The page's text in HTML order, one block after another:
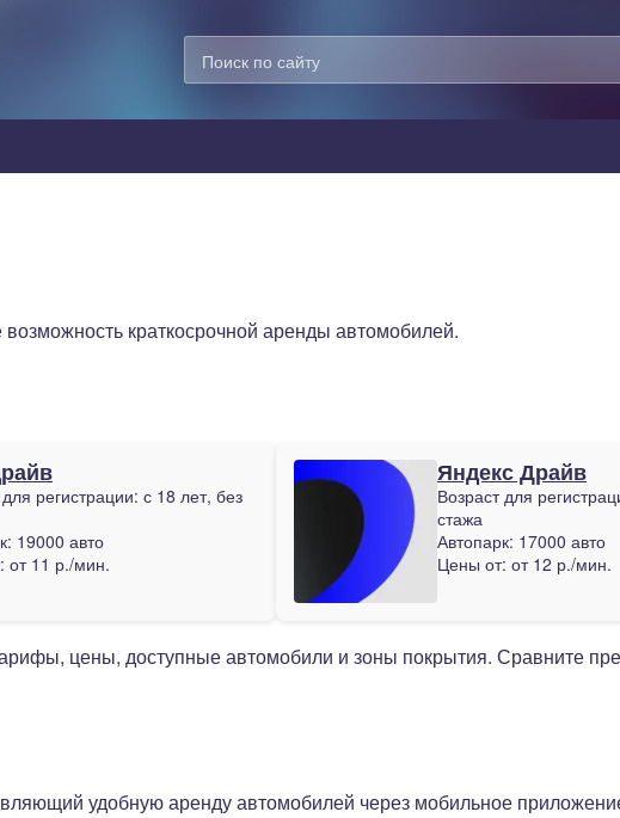
краткосрочной аренды автомобилей.
регистрации: с 18 лет, без
19000 авто
от 11 р./мин.
Яндекс Драйв
Возраст для
стажа
Автопарк: 17000 авто
Цены от: от 12 р./мин.
цены, доступные автомобили и зоны покрытия. Сравните
удобную аренду автомобилей через мобильное